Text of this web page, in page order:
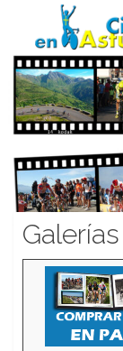
CICLISMO